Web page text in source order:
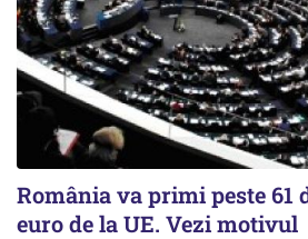
România va primi peste 61
euro de la UE. Vezi motivul